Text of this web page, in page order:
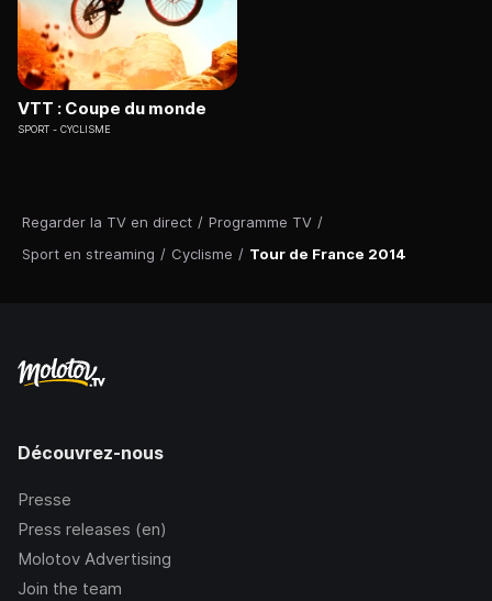
Regarder la TV en direct / Programme TV /
Sport en streaming / Cyclisme / Tour de France 2014
VTT : Coupe du monde
SPORT CYCLISME
Découvrez-nous
Presse
Press releases (en)
Molotov Advertising
Join the team